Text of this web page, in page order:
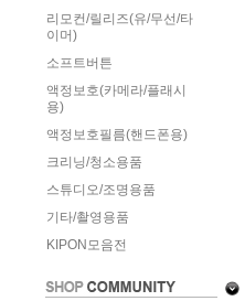
리모컨/릴리즈(유/무선/타
이머)
소프트버튼
액정보호(카메라/플래시
용)
액정보호필름(핸드폰용)
크리닝/청소용품
스튜디오/조명용품
기타/촬영용품
KIPON모음전